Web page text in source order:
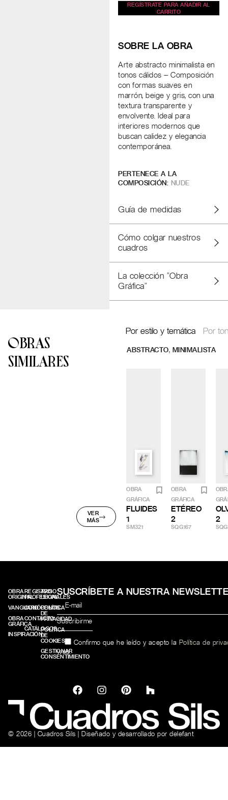
REGÍSTRATE PARA AÑADIR AL
CARRITO
SOBRE LA OBRA
Arte abstracto minimalista en
tonos cálidos – Composición
con formas suaves en
marrón, beige y gris, con una
textura transparente y
envolvente. Ideal para
interiores modernos que
buscan calidez y elegancia
contemporánea.
PERTENECE A LA
COMPOSICIÓN: NUDE
Guía de medidas
Cómo colgar nuestros
cuadros
La colección "Obra
Gráfica"
OBRAS
SIMILARES
VER
MÁS
Por estilo y temática Por
ABSTRACTO, MINIMALISTA
OBRA
GRÁFICA
FLUIDES
1
SM321
OBRA
GRÁFICA
ETÉREO
2
SQG167
2
OBRA
ORIGINAL
VANGUARD
OBRA
GRÁFICA
INSPIRACIÓN
REGISTRO
PROFESIONALES
CONÓCENOS
CONTACTO
CATÁLOGOS
AVISO
LEGAL
POLÍTICA
DE
PRIVACIDAD
POLÍTICA
DE
COOKIES
GESTIONAR
CONSENTIMIENTO
SUSCRÍBETE A NUESTRA
Confirmo que he leído y acepto la Política de
web.
© 2026 | Cuadros Sils | Diseñado y desarrollado por delefant